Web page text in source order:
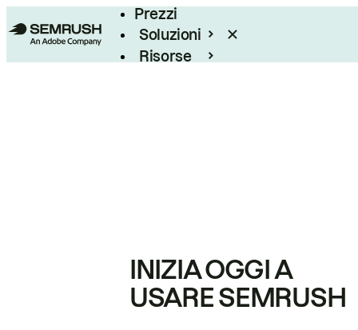
Prezzi
Soluzioni
Risorse
INIZIA OGGI A
USARE SEMRUSH